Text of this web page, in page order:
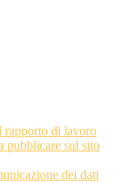
rapporto di lavoro
pubblicare sul sito
dei dati